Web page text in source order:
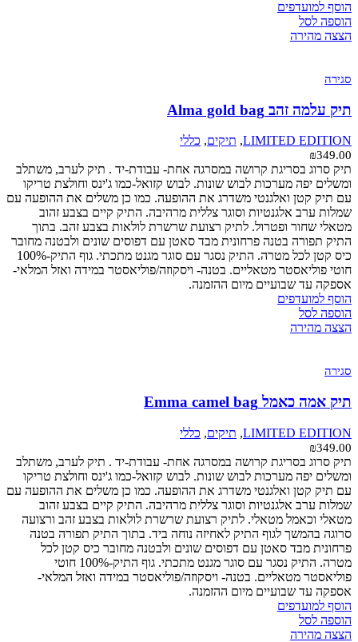
הוסף למועדפים
הוספה לסל
הצצה מהירה
סגירה
תיק עלמה זהב Alma gold bag
LIMITED EDITION
, תיקים, כללי
₪349.00
תיק סרוג בסריגת קרושה במסרגה אחת- עבודת-יד . תיק לערב, משתלב
ומשלים יפה מערכות לבוש שונות. לבוש קזואל-כמו ג'ינס וחולצת טריקו
עם תיק קטן ואלגנטי משדרג את ההופעה. כמו כן משלים את ההופעה עם
שמלות ערב אלגנטיות וסוגר צללית מרהיבה. התיק קיים בצבע זהוב
מטאלי שחור ופטרול. לתיק רצועת שרשרת לולאות בצבע זהב. בתוך
התיק תפורה בטנה פרחונית מבד סאטן עם דפוסים שונים ולבטנה מחובר
כיס קטן לכל מטרה. התיק נסגר עם סוגר מגנט מתכתי. גוף התיק-100%
חוטי פוליאסטר מטאליים. בטנה- ויסקוזה/פוליאסטר במידה ואזל המלאי-
אספקה עד שבועיים מיום ההזמנה.
הוסף למועדפים
הוספה לסל
הצצה מהירה
סגירה
תיק אמה כאמל Emma camel bag
LIMITED EDITION
, תיקים, כללי
₪349.00
תיק סרוג בסריגת קרושה במסרגה אחת- עבודת-יד . תיק לערב, משתלב
ומשלים יפה מערכות לבוש שונות. לבוש קזואל-כמו ג'ינס וחולצת טריקו
עם תיק קטן ואלגנטי משדרג את ההופעה. כמו כן משלים את ההופעה עם
שמלות ערב אלגנטיות וסוגר צללית מרהיבה. התיק קיים בצבע זהוב
מטאלי וכאמל מטאלי. לתיק רצועת שרשרת לולאות בצבע זהב ורצועה
סרוגה בהמשך לגוף התיק לאחיזה נוחה ביד. בתוך התיק תפורה בטנה
פרחונית מבד סאטן עם דפוסים שונים ולבטנה מחובר כיס קטן לכל
מטרה. התיק נסגר עם סוגר מגנט מתכתי. גוף התיק-100% חוטי
פוליאסטר מטאליים. בטנה- ויסקוזה/פוליאסטר במידה ואזל המלאי-
אספקה עד שבועיים מיום ההזמנה.
הוסף למועדפים
הוספה לסל
הצצה מהירה